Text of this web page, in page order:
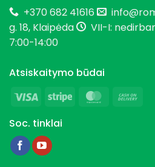
+370 682 41616
g. 18, Klaipėda
VII-I:
7:00-14:00
Atsiskaitymo būdai
Visa
Stripe
Soc. tinklai